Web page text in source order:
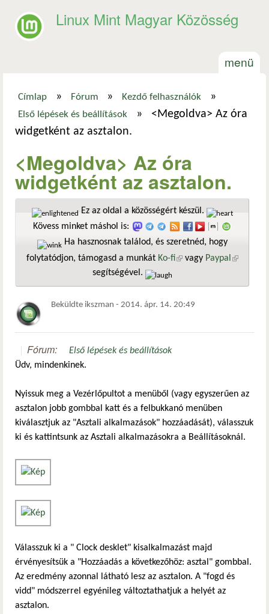
Linux Mint Magyar Közösség
menü
Jelenlegi hely
Címlap » Fórum » Kezdő felhasználók »
Első lépések és beállítások »
<Megoldva> Az óra
widgetként az asztalon.
<Megoldva> Az óra
widgetként az asztalon.
Ez az oldal a közösségért készül.
Kövess minket máshol is:
Ha hasznosnak találod, és szeretnéd, hogy
folytatódjon, támogasd a munkát Ko-fi(külső hivatkozás)
vagy Paypal
segítségével.
Beküldte ikszman - 2014. ápr. 14. 20:49
Fórum:
Első lépések és beállítások
Üdv, mindenkinek.
Nyissuk meg a Vezérlőpultot a menüből (vagy egyszerűen az
asztalon jobb gombbal katt és a felbukkanó menüben
kiválasztjuk az "Asztali alkalmazások" hozzáadását), válasszuk
ki és kattintsunk az Asztali alkalmazásokra a Beállításoknál.
Válasszuk ki a " Clock desklet" kisalkalmazást majd
érvényesítsük a "Hozzáadás a következőhöz: asztal" gombbal.
Az eredmény azonnal látható lesz az asztalon. A "fogd és
vidd" módszerrel egyénileg változtathatjuk a helyét az
asztalon.